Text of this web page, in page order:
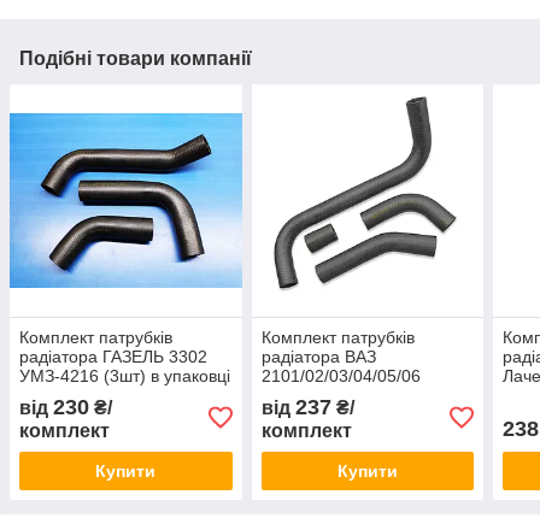
Подібні товари компанії
Комплект патрубків
радіатора ГАЗЕЛЬ 3302
УМЗ-4216 (3шт) в упаковці
від 230 ₴/
комплект
Купити
Комплект патрубків
радіатора ВАЗ
2101/02/03/04/05/06
від 237₴/
комплект
Купити
238